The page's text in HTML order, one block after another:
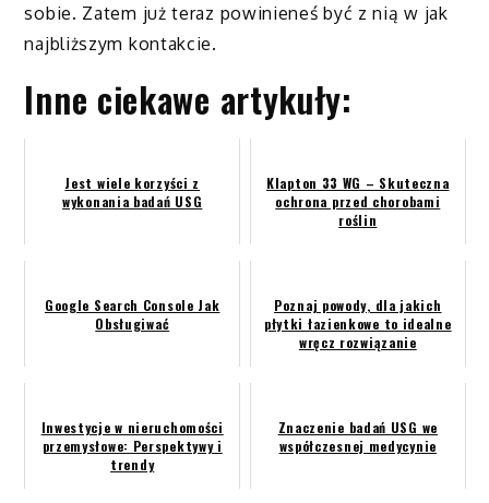
sobie. Zatem już teraz powinieneś być z nią w jak
najbliższym kontakcie.
Inne ciekawe artykuły:
Jest wiele korzyści z
wykonania badań USG
Klapton 33 WG – Skuteczna
ochrona przed chorobami
roślin
Google Search Console Jak
Obsługiwać
Poznaj powody, dla jakich
płytki łazienkowe to idealne
wręcz rozwiązanie
Inwestycje w nieruchomości
przemysłowe: Perspektywy i
trendy
Znaczenie badań USG we
współczesnej medycynie